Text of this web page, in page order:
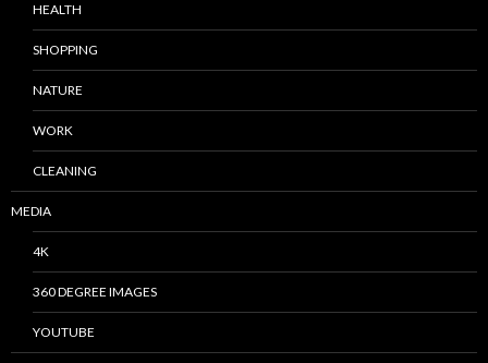
HEALTH
SHOPPING
NATURE
WORK
CLEANING
MEDIA
4K
360 DEGREE IMAGES
YOUTUBE